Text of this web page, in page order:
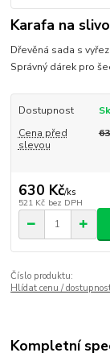
Karafa na
Dřevěná sada s
Správný dárek pro
Dostupnost
Cena před
slevou
630 Kč/ks
521 Kč bez DPH
Číslo produktu:
Hlídat cenu /
Kompletní